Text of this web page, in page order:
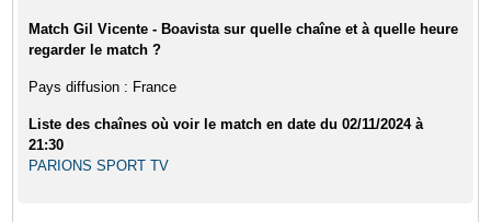
Match Gil Vicente - Boavista sur quelle chaîne et à quelle heure
regarder le match ?
Pays diffusion : France
Liste des chaînes où voir le match en date du 02/11/2024 à
21:30
PARIONS SPORT TV